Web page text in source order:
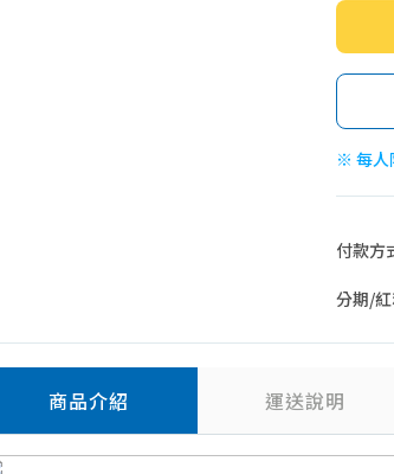
※ 每人
付款方
分期/
商品介紹 運送說明